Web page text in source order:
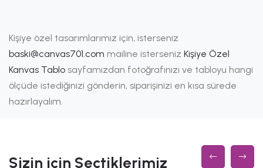
Kişiye özel tasarımlarımız için, isterseniz
baski@canvas701.com mailine isterseniz Kişiye Özel
Kanvas Tablo sayfamızdan fotoğrafınızı ve tabloyu hangi
ölçüde istediğinizi gönderin, siparişinizi en kısa sürede
hazırlayalım.
Sizin için Seçtiklerimiz